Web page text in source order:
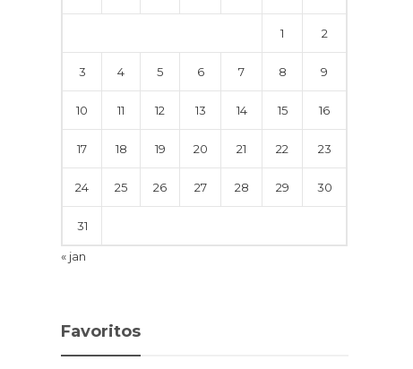
1 2
3 4 5 6 7 8 9
10 11 12 13 14 15 16
17 18 19 20 21 22 23
24 25 26 27 28 29 30
31
« jan
Favoritos